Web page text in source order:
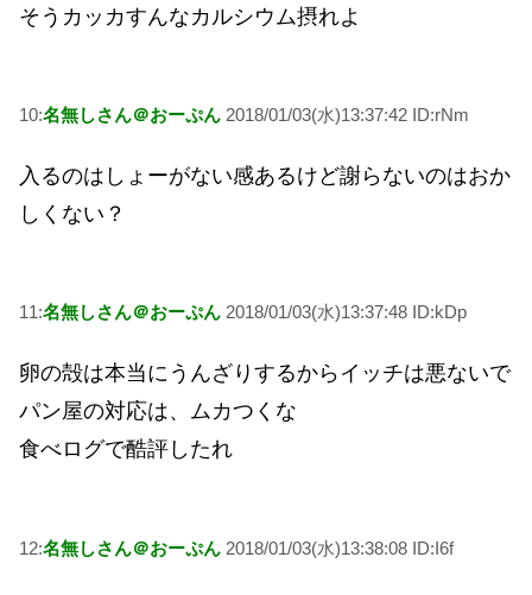
そうカッカすんなカルシウム摂れよ
10:名無しさん＠おーぷん 2018/01/03(水)13:37:42 ID:rNm
入るのはしょーがない感あるけど謝らないのはおか
しくない？
11:名無しさん＠おーぷん 2018/01/03(水)13:37:48 ID:kDp
卵の殻は本当にうんざりするからイッチは悪ないで
パン屋の対応は、ムカつくな
食べログで酷評したれ
12:名無しさん＠おーぷん 2018/01/03(水)13:38:08 ID:I6f